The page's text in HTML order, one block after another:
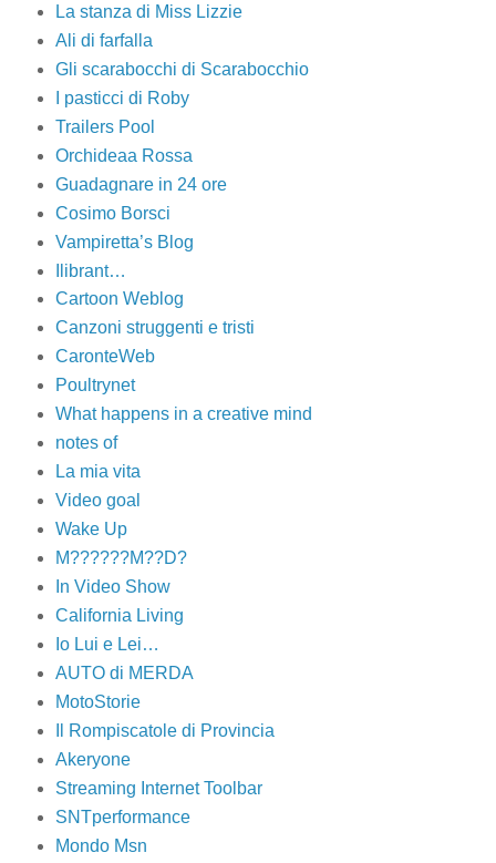
La stanza di Miss Lizzie
Ali di farfalla
Gli scarabocchi di Scarabocchio
I pasticci di Roby
Trailers Pool
Orchideaa Rossa
Guadagnare in 24 ore
Cosimo Borsci
Vampiretta’s Blog
Ilibrant…
Cartoon Weblog
Canzoni struggenti e tristi
CaronteWeb
Poultrynet
What happens in a creative mind
notes of
La mia vita
Video goal
Wake Up
M??????M??D?
In Video Show
California Living
Io Lui e Lei…
AUTO di MERDA
MotoStorie
Il Rompiscatole di Provincia
Akeryone
Streaming Internet Toolbar
SNTperformance
Mondo Msn